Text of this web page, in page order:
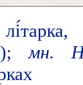
лі́тарка,
мн.